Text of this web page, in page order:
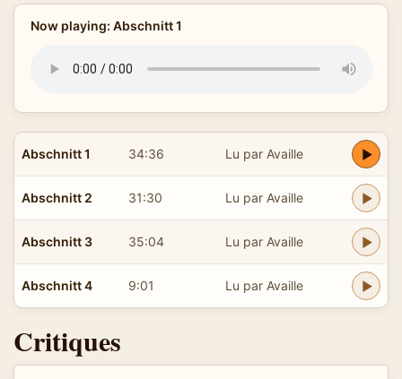
Now playing: Abschnitt 1
Abschnitt 1 34:36 Lu par Availle
Abschnitt 2 31:30 Lu par Availle
Abschnitt 3 35:04 Lu par Availle
Abschnitt 4 9:01 Lu par Availle
Critiques